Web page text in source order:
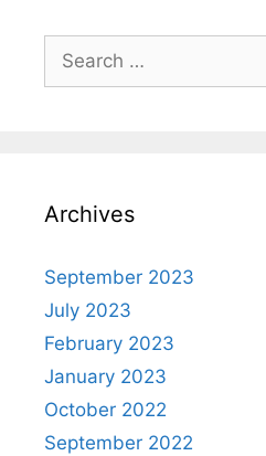
Archives
September 2023
July 2023
February 2023
January 2023
October 2022
September 2022